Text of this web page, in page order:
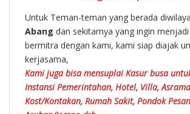
Untuk Teman-teman yang berada
Abang dan sekitarnya yang ingin
bermitra dengan kami, kami siap diajak
kerjasama,
Kami juga bisa mensuplai Kasur busa
Instansi Pemerintahan, Hotel, Villa,
Kost/Kontakan, Rumah Sakit, Pondok